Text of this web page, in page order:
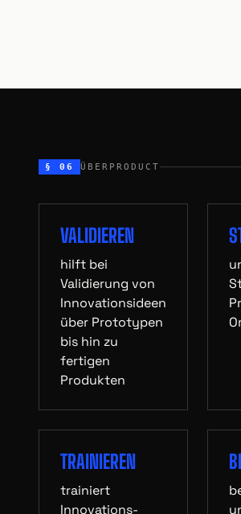
§ 06 ÜBERPRODUCT
VALIDIEREN
hilft bei
Validierung von
Innovationsideen
über Prototypen
bis hin zu
fertigen
Produkten
TRAINIEREN
trainiert
Innovations-